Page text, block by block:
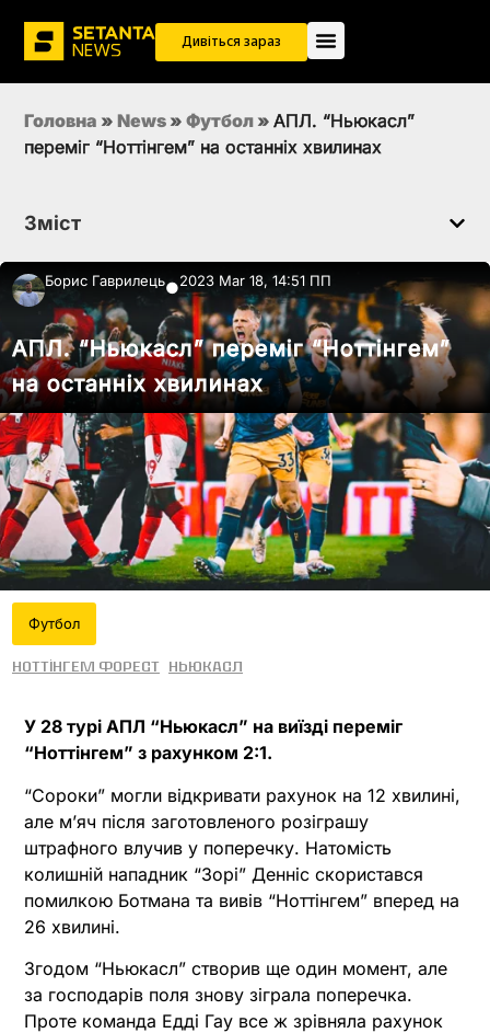
Дивіться зараз
Головна » News » Футбол » АПЛ. “Ньюкасл”
переміг “Ноттінгем” на останніх хвилинах
Зміст
Борис Гаврилець●2023 Mar 18, 14:51 ПП
АПЛ. “Ньюкасл” переміг “Ноттінгем”
на останніх хвилинах
Футбол
Ноттінгем Форест Ньюкасл
У 28 турі АПЛ “Ньюкасл” на виїзді переміг
“Ноттінгем” з рахунком 2:1.
“Сороки” могли відкривати рахунок на 12 хвилині,
але м’яч після заготовленого розіграшу
штрафного влучив у поперечку. Натомість
колишній нападник “Зорі” Денніс скористався
помилкою Ботмана та вивів “Ноттінгем” вперед на
26 хвилині.
Згодом “Ньюкасл” створив ще один момент, але
за господарів поля знову зіграла поперечка.
Проте команда Едді Гау все ж зрівняла рахунок